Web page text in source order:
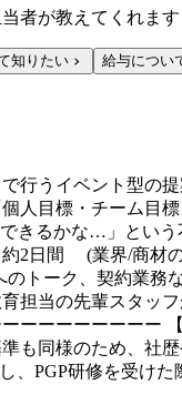
者が教えてくれます
知りたい 給与につい
行うイベント型
人目標・チーム目
きるかな…」という
約2日間 (業界/商材
のトーク、契約業
担当の先輩スタッ
ーーーーーーーー
も同様のため、社
、PGP研修を受け